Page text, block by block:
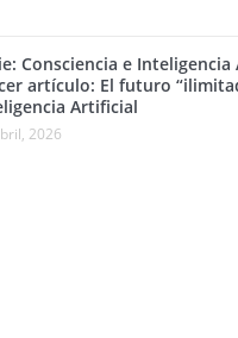
Consciencia e
artículo: El futuro
Artificial
2026